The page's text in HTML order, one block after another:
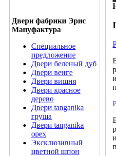
Двери фабрики Эрис
Мануфактура
Специальное
предложение
Двери беленый дуб
Двери венге
Двери вишня
Двери красное
дерево
Двери tanganika
груша
Двери tanganika
oрех
Эксклюзивный
цветной шпон